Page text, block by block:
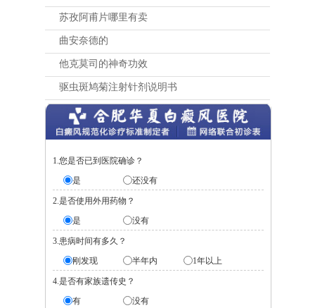
苏孜阿甫片哪里有卖
曲安奈德的
他克莫司的神奇功效
驱虫斑鸠菊注射针剂说明书
1.您是否已到医院确诊？
是
还没有
2.是否使用外用药物？
是
没有
3.患病时间有多久？
刚发现
半年内 1年以上
4.是否有家族遗传史？
有
没有